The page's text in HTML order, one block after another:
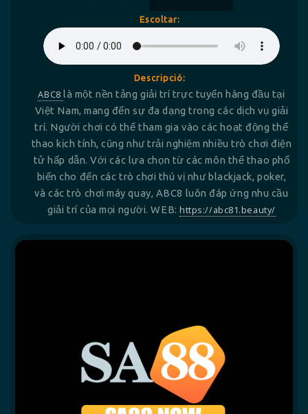
Escoltar:
Descripció:
ABC8là một nền tảng giải trí trực tuyến hàng đầu tại
Việt Nam, mang đến sự đa dạng trong các dịch vụ giải
trí. Người chơi có thể tham gia vào các hoạt động thể
thao kịch tính, cũng như trải nghiệm nhiều trò chơi điện
tử hấp dẫn. Với các lựa chọn từ các môn thể thao phổ
biến cho đến các trò chơi thú vị như blackjack, poker,
và các trò chơi máy quay, ABC8 luôn đáp ứng nhu cầu
giải trí của mọi người. WEB:https://abc81.beauty/